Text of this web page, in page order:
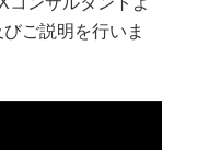
ご説明を行いま